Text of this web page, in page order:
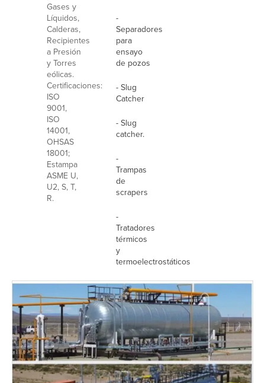
Gases y
Líquidos,
Calderas,
Recipientes
a Presión
y Torres
eólicas.
Certificaciones:
ISO
9001,
ISO
14001,
OHSAS
18001;
Estampa
ASME U,
U2, S, T,
R.
-
Separadores
para
ensayo
de pozos
- Slug
Catcher
- Slug
catcher.
-
Trampas
de
scrapers
-
Tratadores
térmicos
y
termoelectrostáticos